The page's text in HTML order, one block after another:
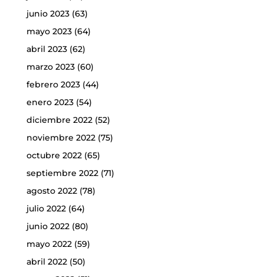
junio 2023(63)
mayo 2023(64)
abril 2023(62)
marzo 2023(60)
febrero 2023(44)
enero 2023(54)
diciembre 2022(52)
noviembre 2022(75)
octubre 2022(65)
septiembre 2022(71)
agosto 2022(78)
julio 2022(64)
junio 2022(80)
mayo 2022(59)
abril 2022(50)